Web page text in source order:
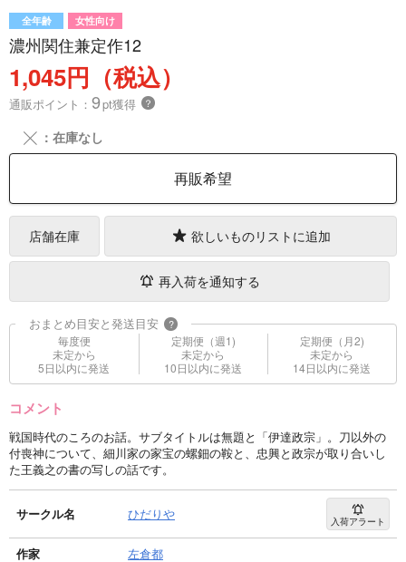
全年齢 女性向け
濃州関住兼定作12
1,045円（税込）
通販ポイント： 9pt獲得 ？
╳ ：在庫なし
再販希望
店舗在庫 欲しいものリストに追加
再入荷を通知する
おまとめ目安と発送目安 ?
毎度便
未定から
5日以内に発送
定期便（週1)
未定から
10日以内に発送
定期便（月2)
未定から
14日以内に発送
コメント
戦国時代のころのお話。サブタイトルは無題と「伊達政宗」。刀以外の
付喪神について、細川家の家宝の螺鈿の鞍と、忠興と政宗が取り合いし
た王義之の書の写しの話です。
サークル名 ひだりや 入荷アラート
作家
左倉都